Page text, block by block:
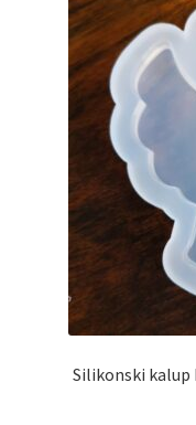
Silikonski kalup